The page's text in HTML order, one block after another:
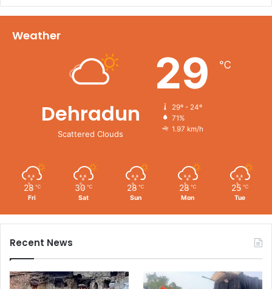
Weather
Dehradun
Scattered Clouds
29 ℃
29º - 24º
71%
1.97 km/h
28 ℃
Fri
30 ℃
Sat
28 ℃
Sun
28 ℃
Mon
25 ℃
Tue
Recent News